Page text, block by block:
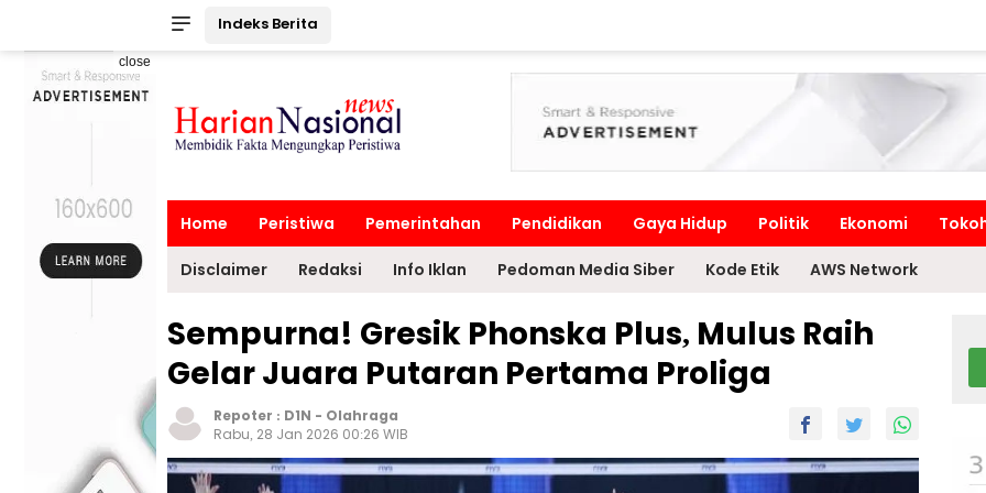
Indeks Berita
close
Home Peristiwa Pemerintahan Pendidikan Gaya Hidup Politik Ekonomi
Disclaimer Redaksi Info Iklan Pedoman Media Siber Kode Etik AWS Network
Sempurna! Gresik Phonska Plus, Mulus Raih
Gelar Juara Putaran Pertama Proliga
Repoter : D1N - Olahraga
Rabu, 28 Jan 2026 00:26 WIB